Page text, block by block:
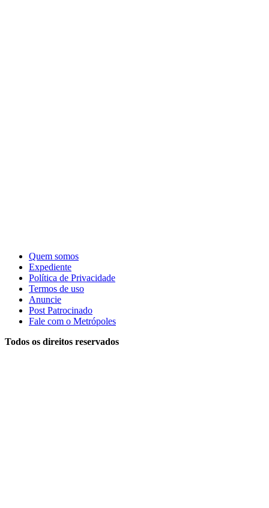
Quem somos
Expediente
Política de Privacidade
Termos de uso
Anuncie
Post Patrocinado
Fale com o Metrópoles
Todos os direitos reservados